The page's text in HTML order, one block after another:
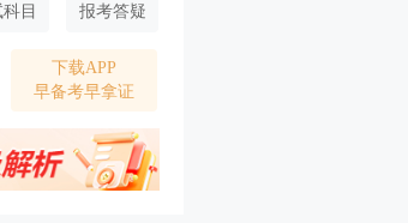
目 报考答疑
下载APP
早备考早拿证